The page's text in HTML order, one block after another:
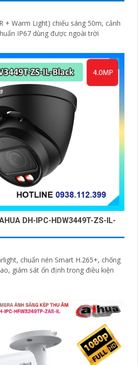
+ Warm Light) chiếu sáng 50m, cảnh
IP67 dùng được ngoài trời
DH-IPC-HDW3449T-ZS-IL-
chuẩn nén Smart H.265+, chống
giám sát ổn định trong điều kiện